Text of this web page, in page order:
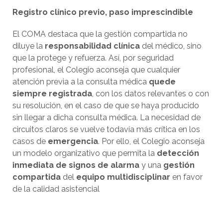
Registro clínico previo, paso imprescindible
El COMA destaca que la gestión compartida no
diluye la responsabilidad clínica del médico, sino
que la protege y refuerza. Así, por seguridad
profesional, el Colegio aconseja que cualquier
atención previa a la consulta médica quede
siempre registrada, con los datos relevantes o con
su resolución, en el caso de que se haya producido
sin llegar a dicha consulta médica. La necesidad de
circuitos claros se vuelve todavía más crítica en los
casos de emergencia. Por ello, el Colegio aconseja
un modelo organizativo que permita la detección
inmediata de signos de alarma y una gestión
compartida del equipo multidisciplinar en favor
de la calidad asistencial